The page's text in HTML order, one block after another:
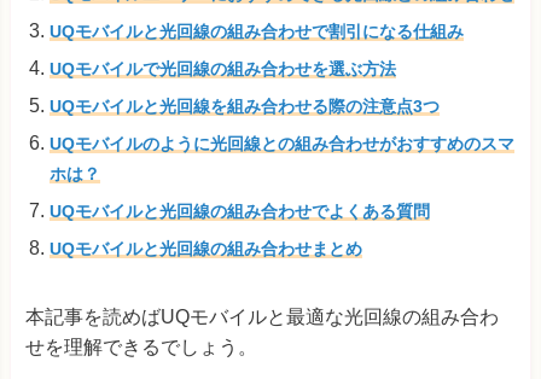
UQモバイルと光回線の組み合わせで割引になる仕組み
UQモバイルで光回線の組み合わせを選ぶ方法
UQモバイルと光回線を組み合わせる際の注意点3つ
UQモバイルのように光回線との組み合わせがおすすめのスマ
ホは？
UQモバイルと光回線の組み合わせでよくある質問
UQモバイルと光回線の組み合わせまとめ
本記事を読めばUQモバイルと最適な光回線の組み合わ
せを理解できるでしょう。